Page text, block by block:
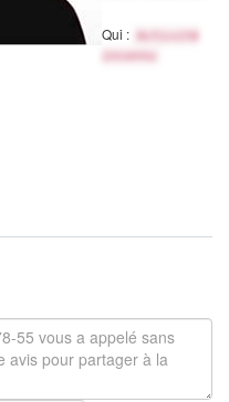
Qui :
Activité
inconnu